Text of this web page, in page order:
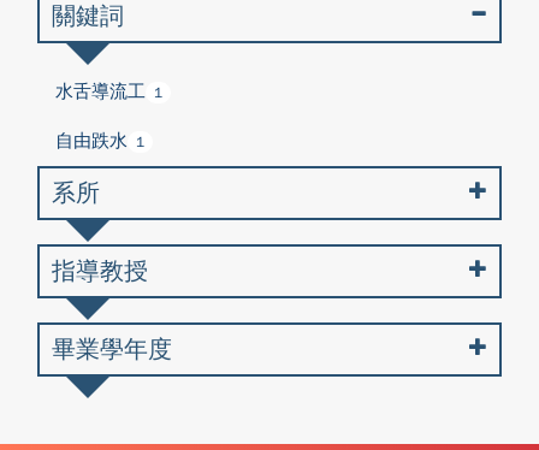
關鍵詞
水舌導流工 1
自由跌水 1
系所
指導教授
畢業學年度